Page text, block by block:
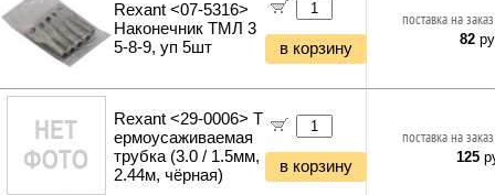
Rexant <07-5316>
Наконечник ТМЛ 3
5-8-9, уп 5шт
в корзину
поставка на
82
Rexant <29-0006> Т
ермоусаживаемая
трубка (3.0 / 1.5мм,
2.44м, чёрная)
в корзину
поставка на
125